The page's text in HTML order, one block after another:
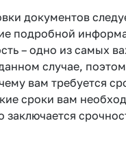
документов
подробной
– одно из самых
случае,
вам требуется
сроки вам
заключается